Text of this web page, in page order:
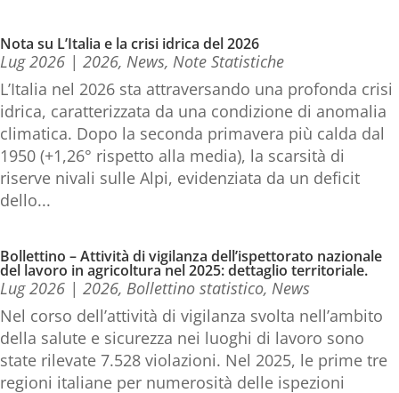
Nota su L’Italia e la crisi idrica del 2026
Lug 2026 | 2026, News, Note Statistiche
L’Italia nel 2026 sta attraversando una profonda crisi
idrica, caratterizzata da una condizione di anomalia
climatica. Dopo la seconda primavera più calda dal
1950 (+1,26° rispetto alla media), la scarsità di
riserve nivali sulle Alpi, evidenziata da un deficit
dello...
Bollettino – Attività di vigilanza dell’ispettorato nazionale
del lavoro in agricoltura nel 2025: dettaglio territoriale.
Lug 2026 | 2026, Bollettino statistico, News
Nel corso dell’attività di vigilanza svolta nell’ambito
della salute e sicurezza nei luoghi di lavoro sono
state rilevate 7.528 violazioni. Nel 2025, le prime tre
regioni italiane per numerosità delle ispezioni